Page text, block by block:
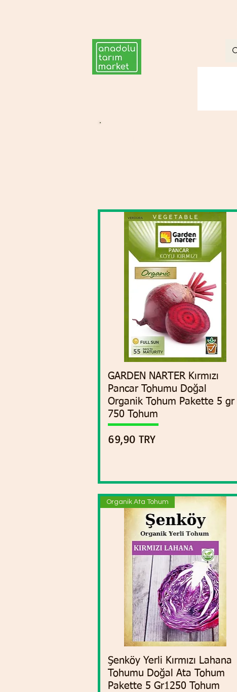
Vista rápida
GARDEN NARTER Kırmızı
Pancar Tohumu Doğal
Organik Tohum Pakette 5 gr
750 Tohum
Precio
69,90 TRY
Vista rápida
Organik Ata Tohum
Şenköy Yerli Kırmızı Lahana
Tohumu Doğal Ata Tohum
Pakette 5 Gr1250 Tohum